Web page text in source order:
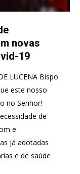
novas
19
LUCENA Bispo
este nosso
no Senhor!
de
e
já adotadas
e de saúde